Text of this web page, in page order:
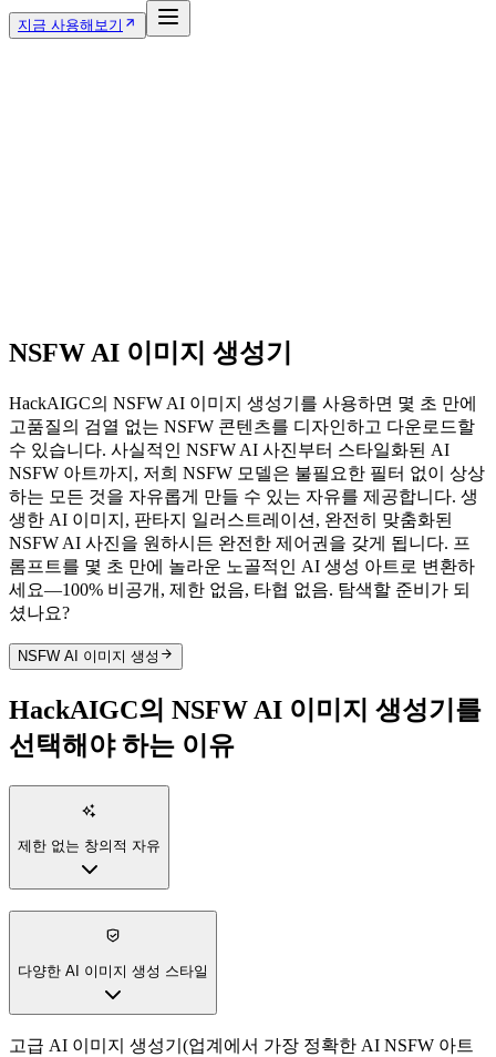
지금 사용해보기
NSFW AI 이미지 생성기
HackAIGC의 NSFW AI 이미지 생성기를 사용하면 몇 초 만에
고품질의 검열 없는 NSFW 콘텐츠를 디자인하고 다운로드할
수 있습니다. 사실적인 NSFW AI 사진부터 스타일화된 AI
NSFW 아트까지, 저희 NSFW 모델은 불필요한 필터 없이 상상
하는 모든 것을 자유롭게 만들 수 있는 자유를 제공합니다. 생
생한 AI 이미지, 판타지 일러스트레이션, 완전히 맞춤화된
NSFW AI 사진을 원하시든 완전한 제어권을 갖게 됩니다. 프
롬프트를 몇 초 만에 놀라운 노골적인 AI 생성 아트로 변환하
세요—100% 비공개, 제한 없음, 타협 없음. 탐색할 준비가 되
셨나요?
NSFW AI 이미지 생성
HackAIGC의 NSFW AI 이미지 생성기를
선택해야 하는 이유
제한 없는 창의적 자유
다양한 AI 이미지 생성 스타일
고급 AI 이미지 생성기(업계에서 가장 정확한 AI NSFW 아트